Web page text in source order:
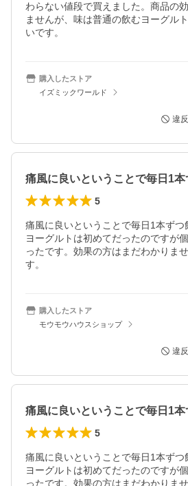
わらない値段で買えました。商品の
ませんが、味は普通の飲むヨーグル
いです。
購入したストア
イズミックワールド
違
5
痛風に良いということで毎日1本ずつ
ヨーグルトは初めてだったのですが
ったです。効果の方はまだわかりま
す。
購入したストア
モウモウハウスショップ
違
5
痛風に良いということで毎日1本ずつ
ヨーグルトは初めてだったのですが
ったです。効果の方はまだわかりま